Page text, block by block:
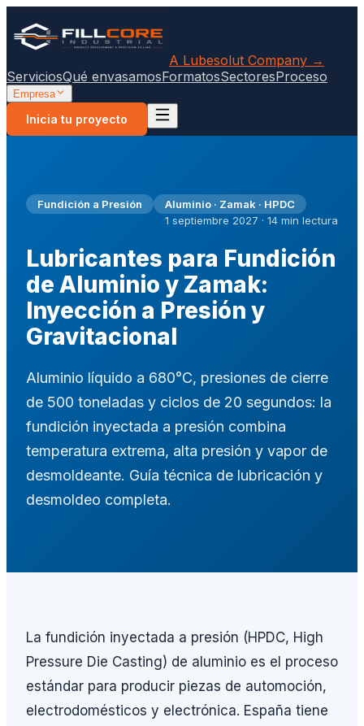
A Lubesolut Company →
ServiciosQué envasamosFormatosSectoresProceso
Empresa
Inicia tu proyecto
Fundición a Presión
Aluminio · Zamak · HPDC
1 septiembre 2027 · 14 min lectura
Lubricantes para Fundición
de Aluminio y Zamak:
Inyección a Presión y
Gravitacional
Aluminio líquido a 680°C, presiones de cierre
de 500 toneladas y ciclos de 20 segundos: la
fundición inyectada a presión combina
temperatura extrema, alta presión y vapor de
desmoldeante. Guía técnica de lubricación y
desmoldeo completa.
La fundición inyectada a presión (HPDC, High
Pressure Die Casting) de aluminio es el proceso
estándar para producir piezas de automoción,
electrodomésticos y electrónica. España tiene